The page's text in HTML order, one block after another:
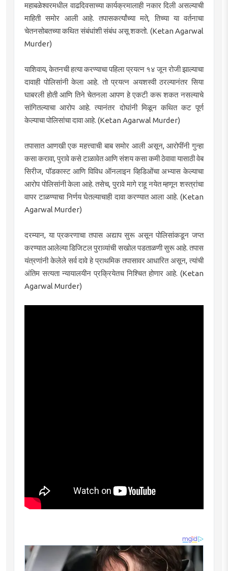
महाबळेश्वरमधील वाढदिवसाच्या कार्यक्रमालाही नकार दिली असल्याची
माहिती समोर आली आहे. तपासकर्त्यांच्या मते, तिच्या या वर्तनाचा
चेतनसोबतच्या कथित संबंधांशी संबंध असू शकतो. (Ketan Agarwal
Murder)
याशिवाय, केतनची हत्या करण्याचा पहिला प्रयत्न १४ जून रोजी झाल्याचा
दावाही पोलिसांनी केला आहे. तो प्रयत्न अयशस्वी ठरल्यानंतर सिया
घाबरली होती आणि तिने चेतनला आपण हे एकटी करू शकत नसल्याचे
सांगितल्याचा आरोप आहे. त्यानंतर दोघांनी मिळून कथित कट पूर्ण
केल्याचा पोलिसांचा दावा आहे. (Ketan Agarwal Murder)
तपासात आणखी एक महत्त्वाची बाब समोर आली असून, आरोपींनी गुन्हा
कसा करावा, पुरावे कसे टाळावेत आणि संशय कसा कमी ठेवावा यासाठी वेब
सिरीज, पॉडकास्ट आणि विविध ऑनलाइन व्हिडिओंचा अभ्यास केल्याचा
आरोप पोलिसांनी केला आहे. तसेच, पुरावे मागे राहू नयेत म्हणून शस्त्रांचा
वापर टाळण्याचा निर्णय घेतल्याचाही दावा करण्यात आला आहे. (Ketan
Agarwal Murder)
दरम्यान, या प्रकरणाचा तपास अद्याप सुरू असून पोलिसांकडून जप्त
करण्यात आलेल्या डिजिटल पुराव्यांची सखोल पडताळणी सुरू आहे. तपास
यंत्रणांनी केलेले सर्व दावे हे प्राथमिक तपासावर आधारित असून, त्यांची
अंतिम सत्यता न्यायालयीन प्रक्रियेतच निश्चित होणार आहे. (Ketan
Agarwal Murder)